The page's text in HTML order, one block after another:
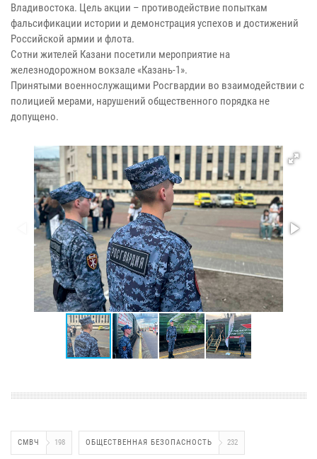
Владивостока. Цель акции – противодействие попыткам
фальсификации истории и демонстрация успехов и достижений
Российской армии и флота.
Сотни жителей Казани посетили мероприятие на
железнодорожном вокзале «Казань-1».
Принятыми военнослужащими Росгвардии во взаимодействии с
полицией мерами, нарушений общественного порядка не
допущено.
СМВЧ 198 ОБЩЕСТВЕННАЯ БЕЗОПАСНОСТЬ 232